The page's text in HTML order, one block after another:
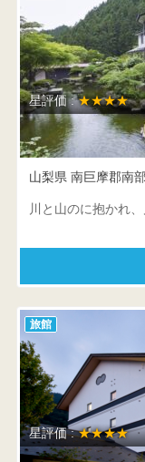
星評価 :★★★★
船山温泉
山梨県 南巨摩郡南
川と山のに抱かれ
旅館
星評価 :★★★★